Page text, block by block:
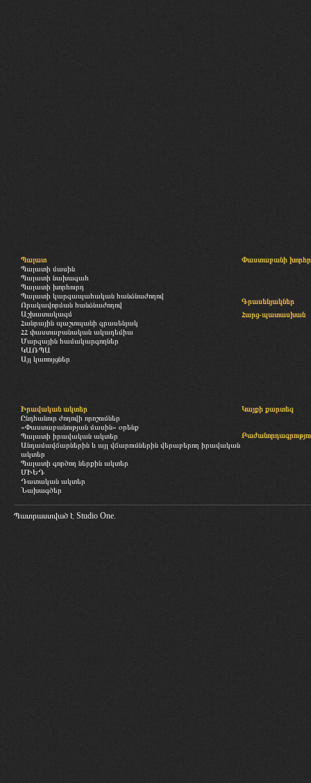
Պալատ
Պալատի մասին
Պալատի նախագահ
Պալատի խորհուրդ
Պալատի կարգապահական հանձնաժողով
Որակավորման հանձնաժողով
Աշխատակազմ
Հանրային պաշտպանի գրասենյակ
ՀՀ փաստաբանական ակադեմիա
Մարզային համակարգողներ
ԿԱՌՊԱ
Այլ կառույցներ
Փաստաբանի
Գրասենյակներ
Հարց-պատասխան
Իրավական ակտեր
Ընդհանուր ժողովի որոշումներ
«Փաստաբանության մասին» օրենք
Պալատի իրավական ակտեր
Անդամավճարներին և այլ վճարումներին վերաբերող իրավական
ակտեր
Պալատի գործող ներքին ակտեր
ՄԻԵԴ
Դատական ակտեր
Նախագծեր
Կայքի քարտեզ
Պատրաստված է Studio One.